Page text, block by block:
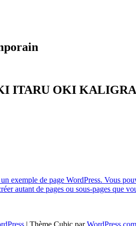
ITARU OKI
exemple de page WordPress. Vous
autant de pages ou sous-pages que